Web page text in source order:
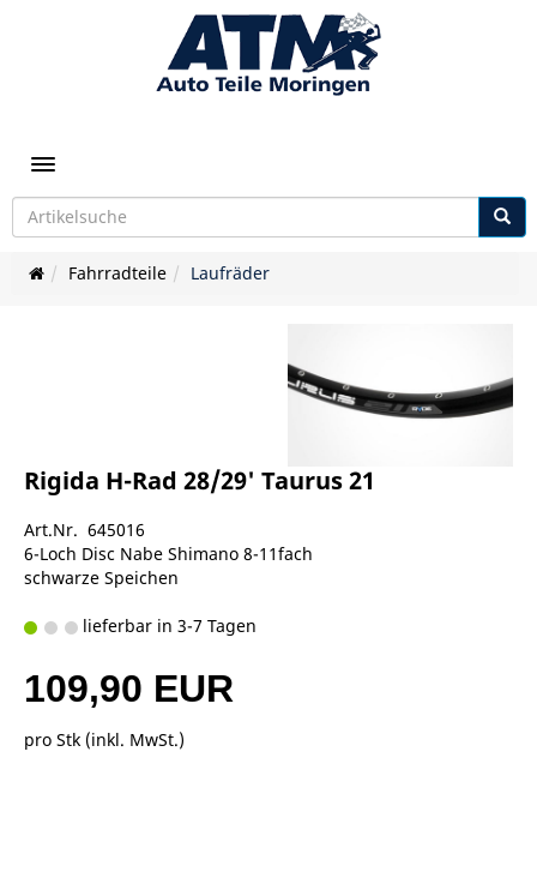
Toggle navigation
Fahrradteile Laufräder
Rigida H-Rad 28/29' Taurus 21
Art.Nr. 645016
6-Loch Disc Nabe Shimano 8-11fach
schwarze Speichen
lieferbar in 3-7 Tagen
109,90 EUR
pro Stk (inkl. MwSt.)